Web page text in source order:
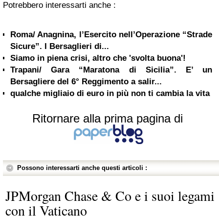
Potrebbero interessarti anche :
Roma/ Anagnina, l’Esercito nell’Operazione “Strade
Sicure”. I Bersaglieri di...
Siamo in piena crisi, altro che 'svolta buona'!
Trapani/ Gara “Maratona di Sicilia”. E’ un
Bersagliere del 6° Reggimento a salir...
qualche migliaio di euro in più non ti cambia la vita
Ritornare alla prima pagina di
Possono interessarti anche questi articoli :
JPMorgan Chase & Co e i suoi legami
con il Vaticano